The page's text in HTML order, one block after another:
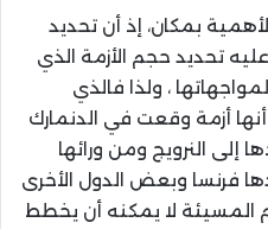
بمكان، إذ أن تحديد
تحديد حجم الأزمة الذي
، ولذا فالذي
أزمة وقعت في الدنمارك
إلى النرويج ومن ورائها
فرنسا وبعض الدول الأخرى
المسيئة لا يمكنه أن يخطط